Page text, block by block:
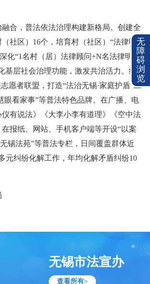
，普法依法治理构建新格局。创建全
社区）16个，培育村（社区）“法律明
化“1名村（居）法律顾问+N名法律明白
基层社会治理功能，激发共治活力。组
愿者联盟，打造“法治无锡·家庭护盾”工
眼看家事”等普法特色品牌。在广播、电
有说法》《大李小李有道理》《空中法
报纸、网站、手机客户端等开设“以案
锡法苑”等普法专栏，日间覆盖群体近
元纠纷化解工作，年均化解矛盾纠纷10
无锡市法宣办
查看所有>
无
障
碍
浏
览